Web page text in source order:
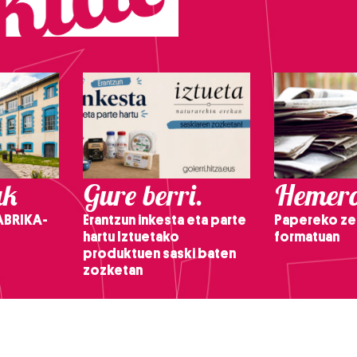
Gure berri.
Erantzun inkesta eta parte
hartu Iztuetako
produktuen saski baten
zozketan
Papereko
formatuan